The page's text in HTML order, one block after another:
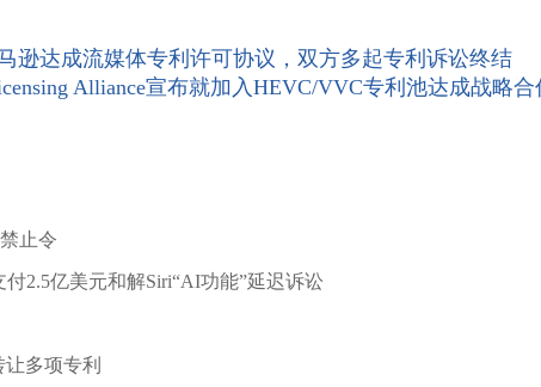
逊达成流媒体专利许可协议，双方多起专利诉讼终结
Alliance宣布就加入HEVC/VVC专利池达成战略合
止令
2.5亿美元和解Siri“AI功能”延迟诉讼
多项专利